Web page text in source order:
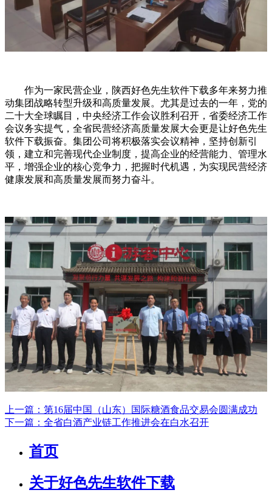
作为一家民营企业，陕西好色先生软件下载多年来努力推
动集团战略转型升级和高质量发展。尤其是过去的一年，党的
二十大全球瞩目，中央经济工作会议胜利召开，省委经济工作
会议务实提气，全省民营经济高质量发展大会更是让好色先生
软件下载振奋。集团公司将积极落实会议精神，坚持创新引
领，建立和完善现代企业制度，提高企业的经营能力、管理水
平，增强企业的核心竞争力，把握时代机遇，为实现民营经济
健康发展和高质量发展而努力奋斗。
上一篇：第16届中国（山东）国际糖酒食品交易会圆满成功
下一篇：全省白酒产业链工作推进会在白水召开
首页
关于好色先生软件下载